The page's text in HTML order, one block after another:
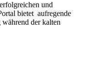
und
bietet aufregende
der kalten